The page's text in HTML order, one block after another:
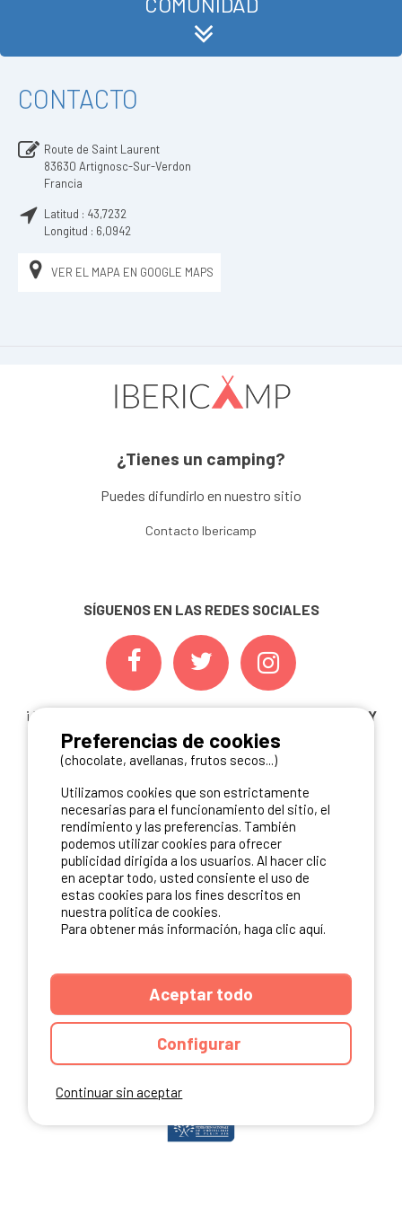
CONTACTO
Route de Saint Laurent
83630 Artignosc-Sur-Verdon
Francia
Latitud : 43,7232
Longitud : 6,0942
VER EL MAPA EN GOOGLE MAPS
¿Tienes un camping?
Puedes difundirlo en nuestro sitio
Contacto Ibericamp
SÍGUENOS EN LAS REDES SOCIALES
¡ Y NO TE PIERDAS NUESTRAS
OFERTAS, CONCURSOS Y
NOVEDADESINSCRIBIÉNDOTE A NUESTRA
NEWSLETTER!
ME INSCRIBO
NUESTROS PARTNERS
Continuar sin aceptar
Preferencias de cookies
(chocolate, avellanas, frutos secos...)
Utilizamos cookies que son estrictamente
necesarias para el funcionamiento del sitio, el
rendimiento y las preferencias. También
podemos utilizar cookies para ofrecer
publicidad dirigida a los usuarios. Al hacer clic
en aceptar todo, usted consiente el uso de
estas cookies para los fines descritos en
nuestra política de cookies.
Para obtener más información, haga clic aquí.
Aceptar todo
Configurar